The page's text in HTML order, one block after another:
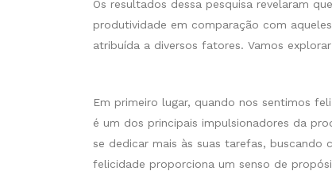
Os resultados dessa pesquisa revelaram
produtividade em comparação com
atribuída a diversos fatores. Vamos
Em primeiro lugar, quando nos sentimos
é um dos principais impulsionadores da
se dedicar mais às suas tarefas, buscando
felicidade proporciona um senso de